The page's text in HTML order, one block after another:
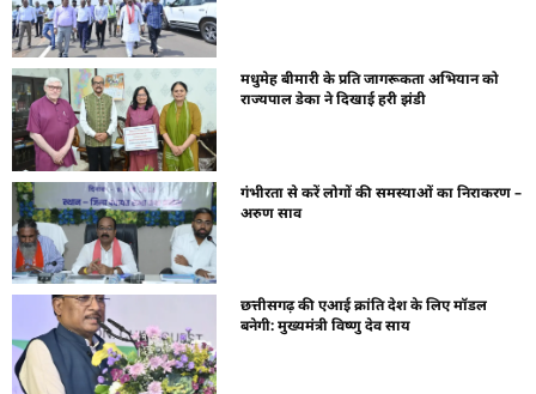
मधुमेह बीमारी के प्रति जागरूकता अभियान को
राज्यपाल डेका ने दिखाई हरी झंडी
गंभीरता से करें लोगों की समस्याओं का निराकरण –
अरुण साव
छत्तीसगढ़ की एआई क्रांति देश के लिए मॉडल
बनेगी: मुख्यमंत्री विष्णु देव साय